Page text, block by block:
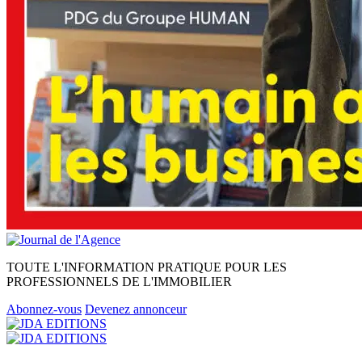
TOUTE L'INFORMATION PRATIQUE POUR LES
PROFESSIONNELS DE L'IMMOBILIER
Abonnez-vous Devenez annonceur